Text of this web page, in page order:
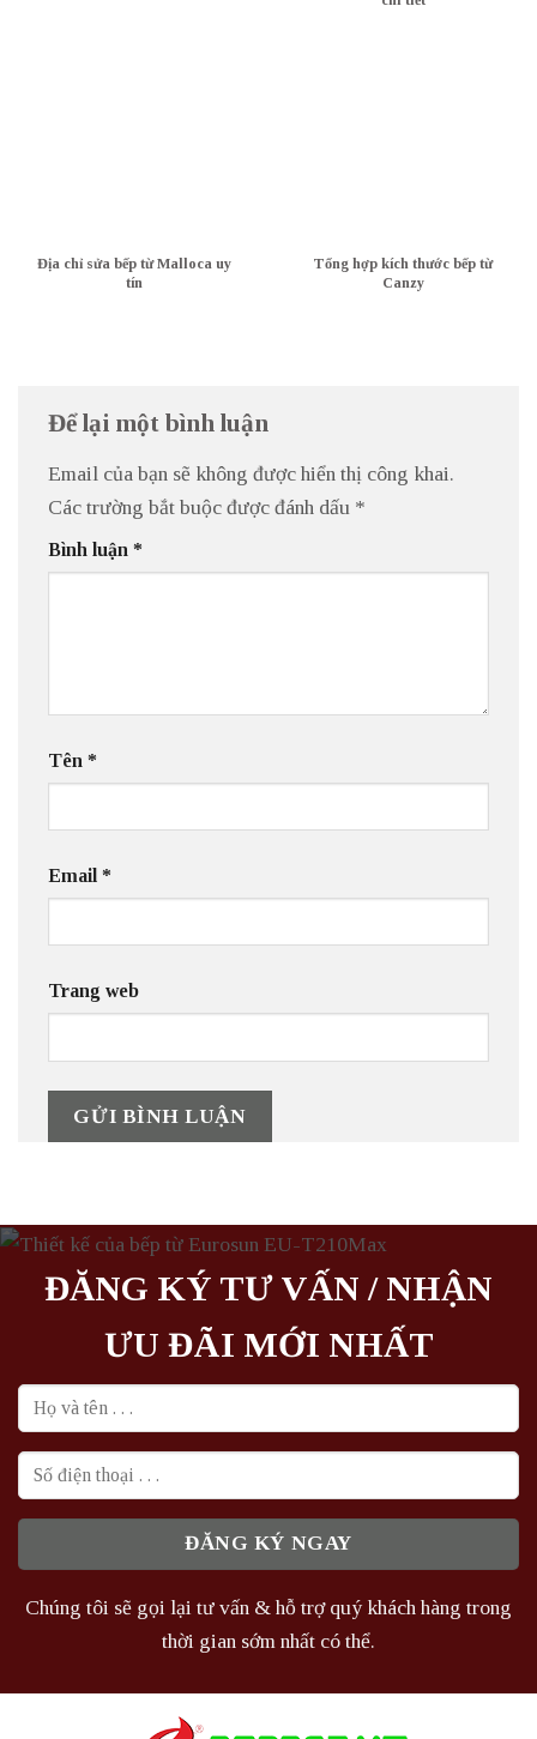
Địa chỉ sửa bếp từ Malloca uy
tín
Tổng hợp kích thước bếp từ
Canzy
Để lại một bình luận
Email của bạn sẽ không được hiển thị công khai.
Các trường bắt buộc được đánh dấu *
Bình luận *
Tên *
Email *
Trang web
ĐĂNG KÝ TƯ VẤN / NHẬN
ƯU ĐÃI MỚI NHẤT
Chúng tôi sẽ gọi lại tư vấn & hỗ trợ quý khách hàng trong
thời gian sớm nhất có thể.